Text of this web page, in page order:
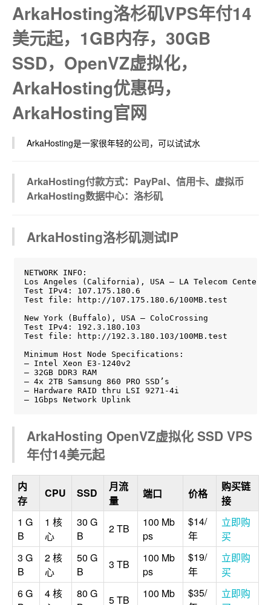
ArkaHosting洛杉矶VPS年付14
美元起，1GB内存，30GB
SSD，OpenVZ虚拟化，
ArkaHosting优惠码，
ArkaHosting官网
ArkaHosting是一家很年轻的公司，可以试试水
ArkaHosting付款方式：PayPal、信用卡、虚拟币
ArkaHosting数据中心：洛杉矶
ArkaHosting洛杉矶测试IP
NETWORK INFO:
Los Angeles (California), USA – LA Telecom Center
Test IPv4: 107.175.180.6
Test file: http://107.175.180.6/100MB.test
New York (Buffalo), USA – ColoCrossing
Test IPv4: 192.3.180.103
Test file: http://192.3.180.103/100MB.test
Minimum Host Node Specifications:
– Intel Xeon E3-1240v2
– 32GB DDR3 RAM
– 4x 2TB Samsung 860 PRO SSD’s
– Hardware RAID thru LSI 9271-4i
– 1Gbps Network Uplink
ArkaHosting OpenVZ虚拟化 SSD VPS
年付14美元起
内
存
CPU SSD
月流
量
端口 价格
购买链
接
1 G
B
1 核
心
30 G
B
2 TB
100 Mb
ps
$14/
年
立即购
买
3 G
B
2 核
心
50 G
B
3 TB
100 Mb
ps
$19/
年
立即购
买
6 G
4 核
80 G
5 TB
100 Mb
$35/
立即购